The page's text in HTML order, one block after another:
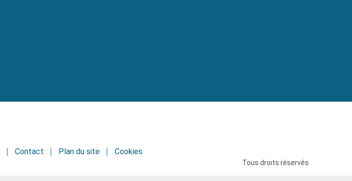
Contact Plan du site Cookies
Tous droits réservés